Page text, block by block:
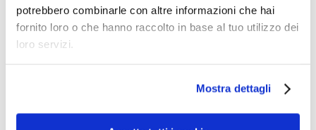
potrebbero combinarle con altre informazioni che hai
fornito loro o che hanno raccolto in base al tuo utilizzo dei
loro servizi.
Mostra dettagli
Selezione di professionisti collaboratori
titolati;
Verifiche ispettive interne del sistema;
della direzione aziendale e definizione di